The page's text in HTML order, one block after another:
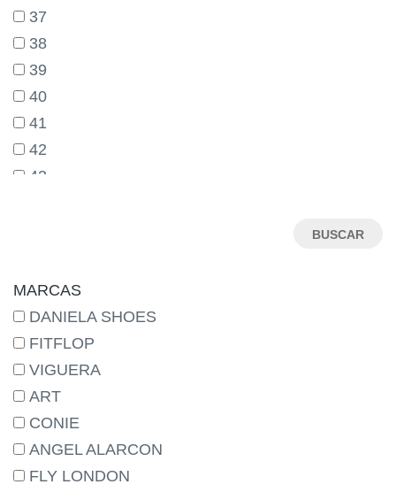
37
38
39
40
41
42
43
MARCAS
DANIELA SHOES
FITFLOP
VIGUERA
ART
CONIE
ANGEL ALARCON
FLY LONDON